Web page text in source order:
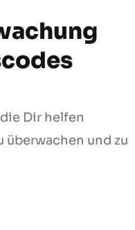
Dir helfen
überwachen und zu